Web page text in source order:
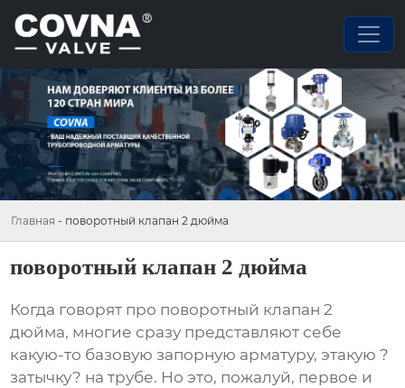
Главная - поворотный клапан 2 дюйма
поворотный клапан 2 дюйма
Когда говорят про поворотный клапан 2
дюйма, многие сразу представляют себе
какую-то базовую запорную арматуру, этакую ?
затычку? на трубе. Но это, пожалуй, первое и